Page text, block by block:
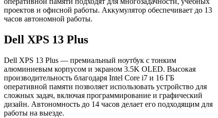
проектов и офисной работы. Аккумулятор обеспечивает до 13
часов автономной работы.
Dell XPS 13 Plus
Dell XPS 13 Plus — премиальный ноутбук с тонким
алюминиевым корпусом и экраном 3.5K OLED. Высокая
производительность благодаря Intel Core i7 и 16 ГБ
оперативной памяти позволяет использовать устройство для
сложных задач, включая программирование и графический
дизайн. Автономность до 14 часов делает его подходящим для
работы на выезде.